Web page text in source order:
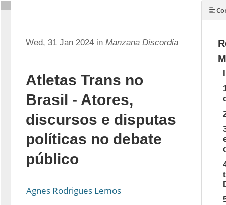
Wed, 31 Jan 2024 in Manzana Discordia
Atletas Trans no
Brasil - Atores,
discursos e disputas
políticas no debate
público
Agnes Rodrigues Lemos